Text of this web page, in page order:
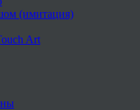
(имитация)
Art